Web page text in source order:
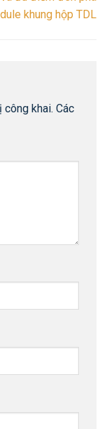
khung hộp TDL
công khai. Các